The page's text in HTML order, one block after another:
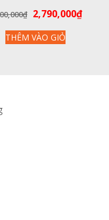
₫ Giá
là:
2,790,000₫Giá
THÊM VÀO GIỎ